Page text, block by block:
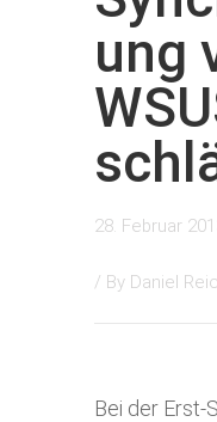
ung
28. Februar
/ By Daniel
Bei der Erst-